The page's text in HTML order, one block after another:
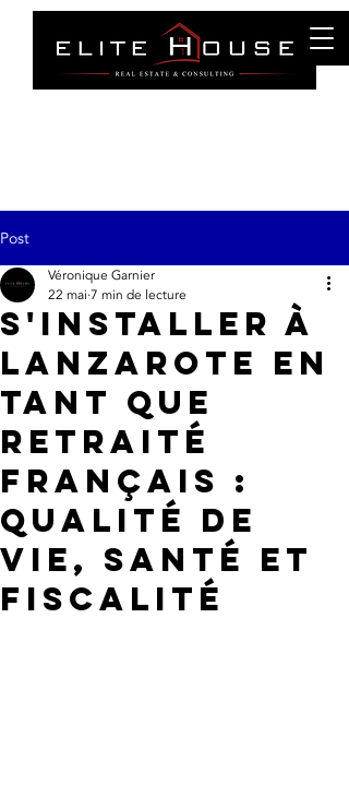
Post
S'installer à
Lanzarote en
tant que
retraité
français :
qualité de
vie, santé et
fiscalité
Véronique Garnier
22 mai 7 min de lecture